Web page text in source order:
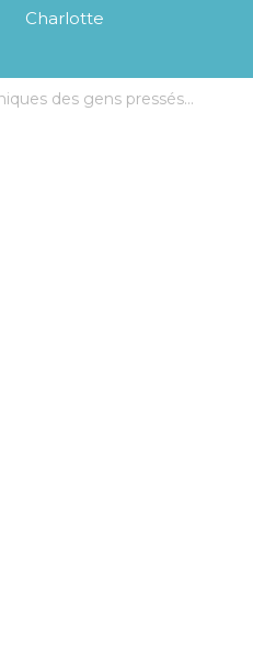
Charlotte
des gens pressés...